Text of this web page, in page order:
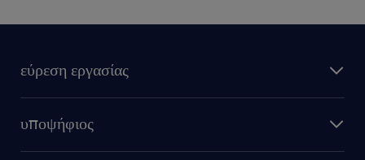
εύρεση εργασίας
υποψήφιος